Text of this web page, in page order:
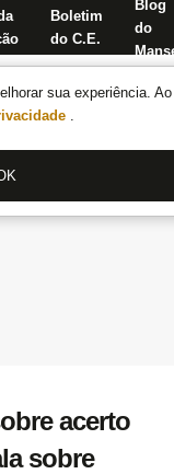
sua experiência.
.
Boletim
do C.E.
Blog
do
acerto
sobre